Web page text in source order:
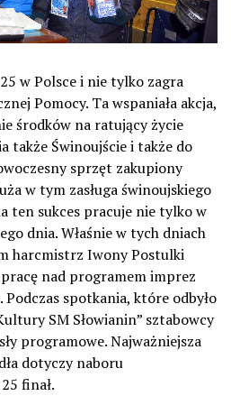
w Polsce i nie tylko zagra
Pomocy. Ta wspaniała akcja,
środków na ratujący życie
także Świnoujście i także do
sprzęt zakupiony
w tym zasługa świnoujskiego
ten sukces pracuje nie tylko w
dnia. Właśnie w tych dniach
harcmistrz Iwony Postulki
nad programem imprez
Podczas spotkania, które odbyło
SM Słowianin” sztabowcy
programowe. Najważniejsza
dotyczy naboru
finał.